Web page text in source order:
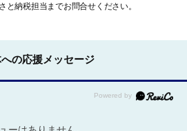
と納税担当までお問合せください。
の応援メッセージ